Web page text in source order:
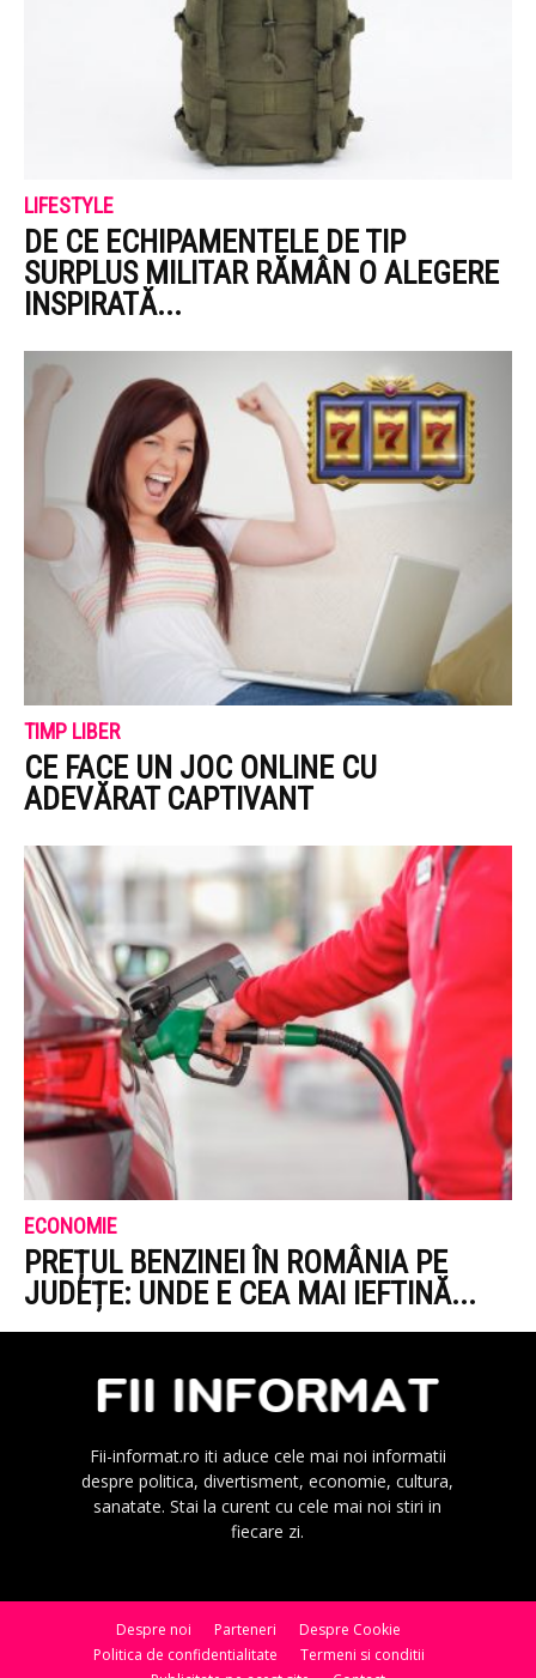
LIFESTYLE
DE CE ECHIPAMENTELE DE TIP
SURPLUS MILITAR RĂMÂN O ALEGERE
INSPIRATĂ...
TIMP LIBER
CE FACE UN JOC ONLINE CU
ADEVĂRAT CAPTIVANT
ECONOMIE
PREȚUL BENZINEI ÎN ROMÂNIA PE
JUDEȚE: UNDE E CEA MAI IEFTINĂ...
Fii-informat.ro iti aduce cele mai noi informatii
despre politica, divertisment, economie, cultura,
sanatate. Stai la curent cu cele mai noi stiri in
fiecare zi.
Despre noi Parteneri
Despre Cookie
Politica de confidentialitate
Termeni si conditii